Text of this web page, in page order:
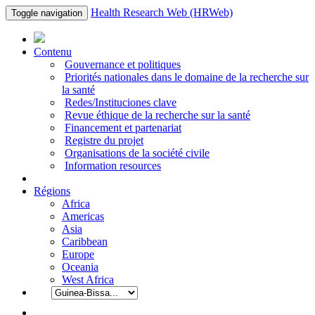
Toggle navigation Health Research Web (HRWeb)
Contenu
Gouvernance et politiques
Priorités nationales dans le domaine de la recherche sur
la santé
Redes/Instituciones clave
Revue éthique de la recherche sur la santé
Financement et partenariat
Registre du projet
Organisations de la société civile
Information resources
Régions
Africa
Americas
Asia
Caribbean
Europe
Oceania
West Africa